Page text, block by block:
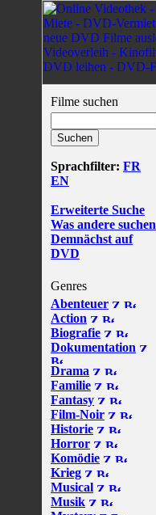
Filme suchen
Sprachfilter: FR
EN
Erweiterte Suche
Was andere suchen
Demnächst auf
DVD
Genres
Abenteuer
Action
Biografie
Dokumentation
Drama
Familie
Fantasy
Film-Noir
Historie
Horror
Komödie
Krieg
Musical
Musik